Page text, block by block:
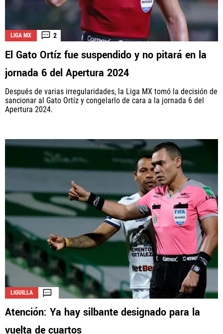
LIGA MX 2
El Gato Ortíz fue suspendido y no pitará en la
jornada 6 del Apertura 2024
Después de varias irregularidades, la Liga MX tomó la decisión de
sancionar al Gato Ortíz y congelarlo de cara a la jornada 6 del
Apertura 2024.
LIGUILLA
Atención: Ya hay silbante designado para la
vuelta de cuartos